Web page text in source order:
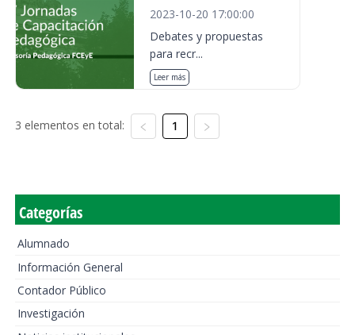
2023-10-20 17:00:00
Debates y propuestas
para recr...
Leer más
3 elementos en total: 1
Categorías
Alumnado
Información General
Contador Público
Investigación